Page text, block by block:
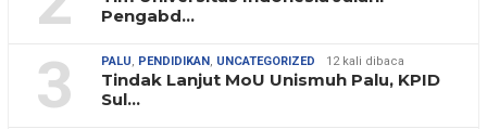
Pengabd…
3 PALU, PENDIDIKAN , UNCATEGORIZED 12 kali dibaca
Tindak Lanjut MoU Unismuh Palu, KPID
Sul…